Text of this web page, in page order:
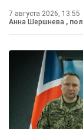
7 августа 2026, 13:55
Анна Шершнева ,